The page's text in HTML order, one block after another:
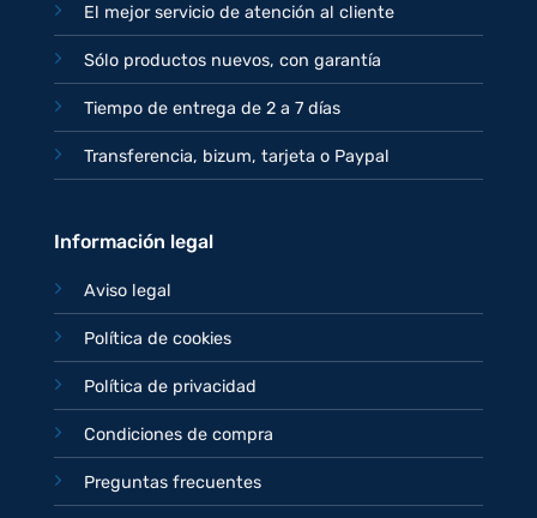
El mejor servicio de atención al cliente
Sólo productos nuevos, con garantía
Tiempo de entrega de 2 a 7 días
Transferencia, bizum, tarjeta o Paypal
Información legal
Aviso legal
Política de cookies
Política de privacidad
Condiciones de compra
Preguntas frecuentes